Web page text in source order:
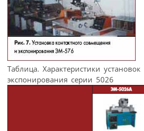
Таблица. Характеристики
экспонирования серии 5026